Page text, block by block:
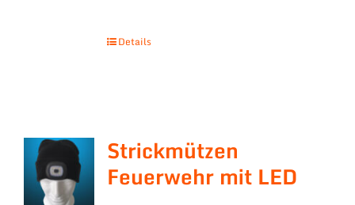
Details
Strickmützen
Feuerwehr mit LED